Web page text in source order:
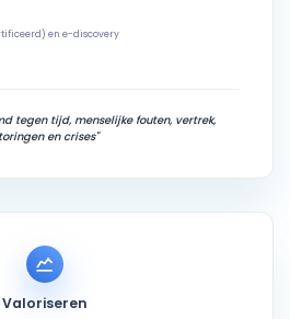
en e-discovery
tegen tijd, menselijke fouten, vertrek,
en crises"
Valoriseren